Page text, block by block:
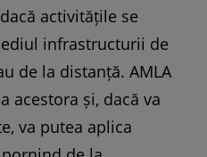
activitățile se
infrastructurii de
de la distanță. AMLA
acestora și, dacă va
va putea aplica